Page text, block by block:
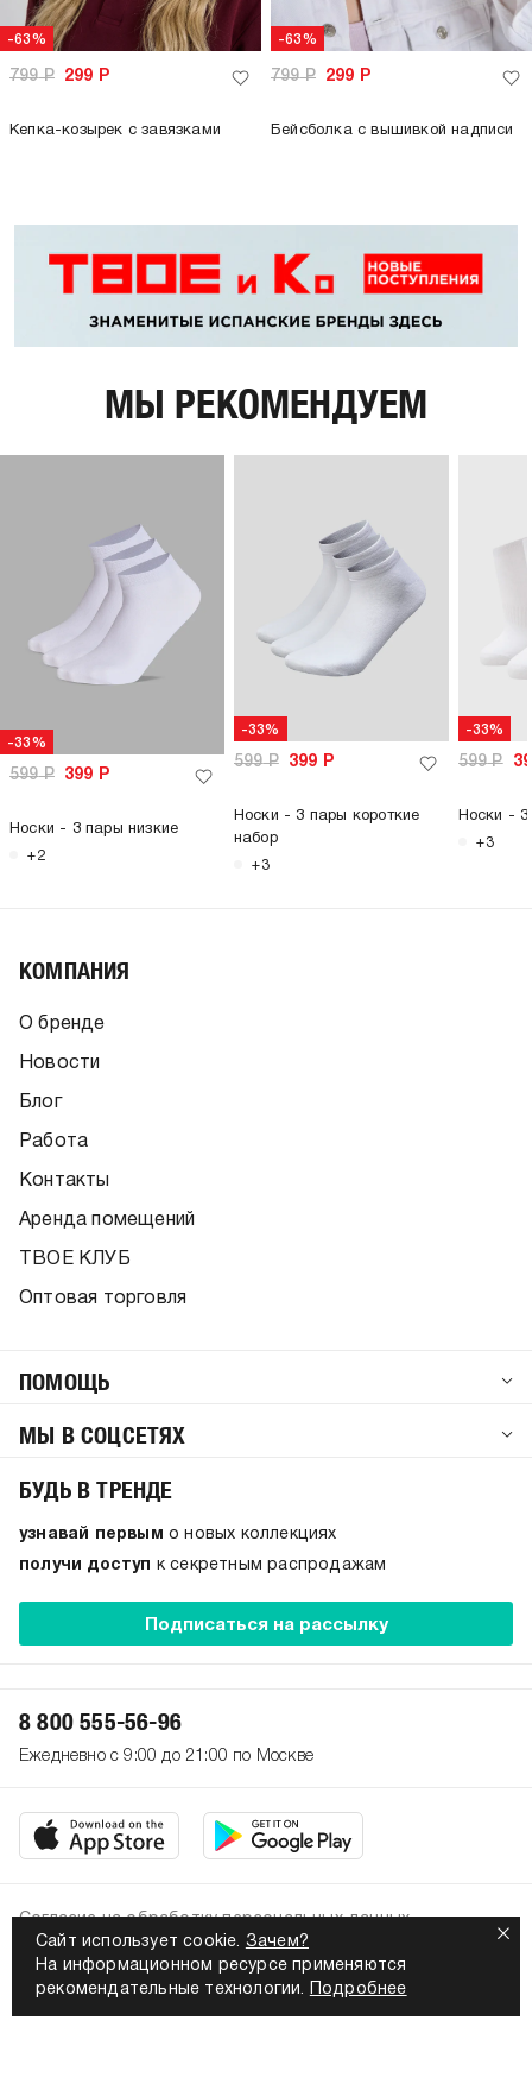
-63%
799Р 299 Р
Кепка-козырек с завязками
-63%
799Р 299 Р
Бейсболка с вышивкой надписи
МЫ РЕКОМЕНДУЕМ
-33%
599Р 399 Р
Носки - 3 пары низкие
+2
-33%
599Р 399 Р
Носки - 3 пары короткие
набор
+3
-33%
599Р
Носки - 3
+3
Сайт использует cookie. Зачем?
На информационном ресурсе применяются
рекомендательные технологии.
Подробнее
КОМПАНИЯ
О бренде
Новости
Блог
Работа
Контакты
Аренда помещений
ТВОЕ КЛУБ
Оптовая торговля
ПОМОЩЬ
МЫ В СОЦСЕТЯХ
БУДЬ В ТРЕНДЕ
узнавай первым о новых коллекциях
получи доступ
к секретным распродажам
Подписаться на рассылку
8 800 555-56-96
Ежедневно с 9:00 до 21:00 по Москве
2026. Все права защищены
Политика конфиденциальности
Согласие на обработку персональных данных